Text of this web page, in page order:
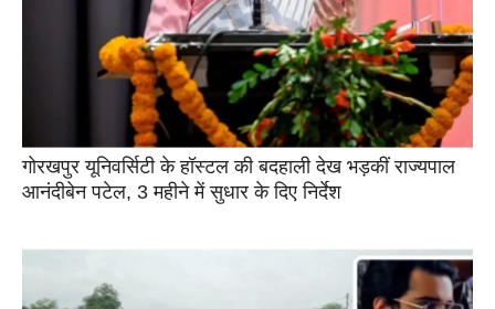
गोरखपुर यूनिवर्सिटी के हॉस्टल की बदहाली देख भड़कीं राज्यपाल
आनंदीबेन पटेल, 3 महीने में सुधार के दिए निर्देश